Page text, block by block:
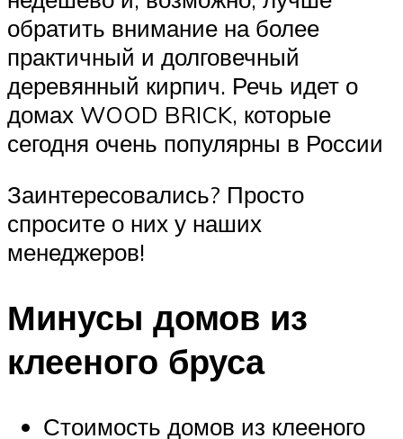
обратить внимание на более
практичный и долговечный
деревянный кирпич. Речь идет о
домах WOOD BRICK, которые
сегодня очень популярны в России
Заинтересовались? Просто
спросите о них у наших
менеджеров!
Минусы домов из
клееного бруса
Стоимость домов из клееного